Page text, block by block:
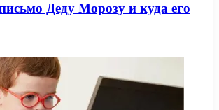
Деду Морозу и куда его